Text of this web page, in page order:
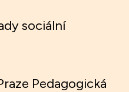
sociální
Pedagogická